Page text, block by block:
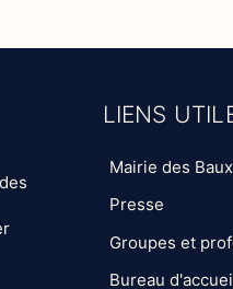
LIENS
Mairie des Baux
Presse
Groupes et
Bureau